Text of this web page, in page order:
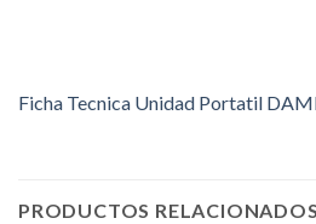
Ficha Tecnica Unidad Portatil
PRODUCTOS RELACIONADOS